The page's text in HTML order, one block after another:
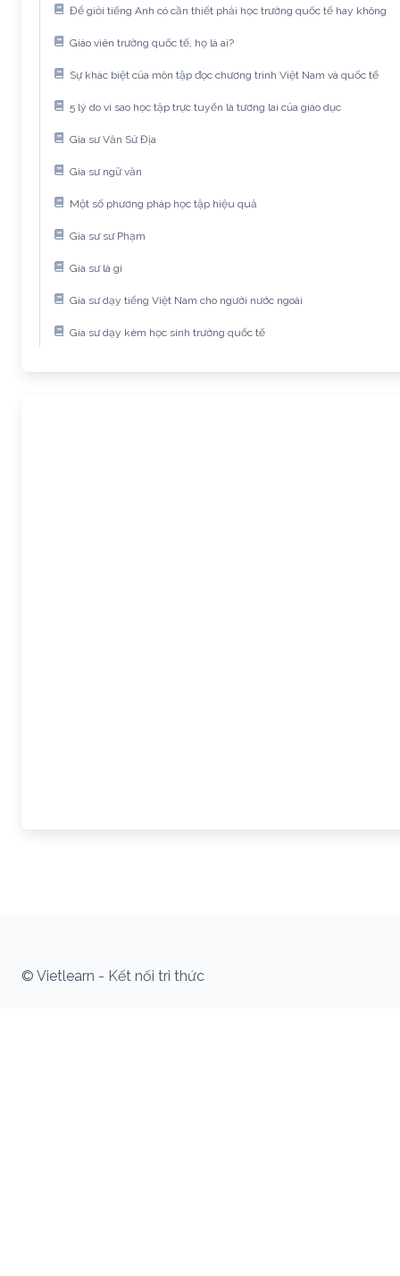
Để giỏi tiếng Anh có cần thiết phải học trường quốc tế hay không
Giáo viên trường quốc tế, họ là ai?
Sự khác biệt của môn tập đọc chương trình Việt Nam và quốc tế
5 lý do vì sao học tập trực tuyến là tương lai của giáo dục
Gia sư Văn Sử Địa
Gia sư ngữ văn
Một số phương pháp học tập hiệu quả
Gia sư sư Phạm
Gia sư là gì
Gia sư dạy tiếng Việt Nam cho người nước ngoài
Gia sư dạy kèm học sinh trường quốc tế
© Vietlearn - Kết nối tri thức